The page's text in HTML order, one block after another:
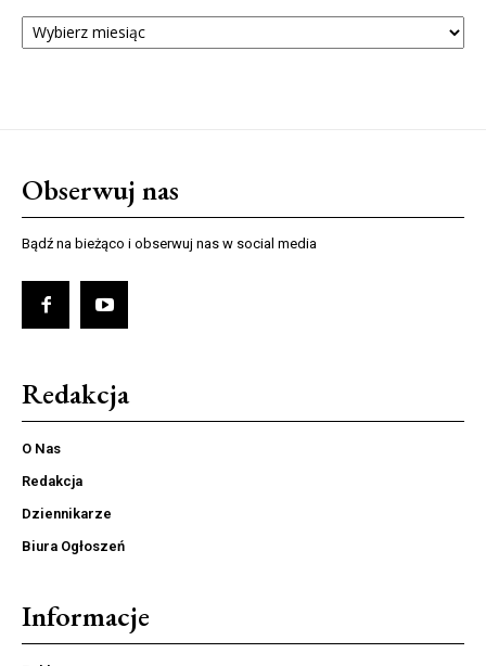
ARCHIWUM
NUMERÓW
Obserwuj nas
Bądź na bieżąco i obserwuj nas w social media
Redakcja
O Nas
Redakcja
Dziennikarze
Biura Ogłoszeń
Informacje